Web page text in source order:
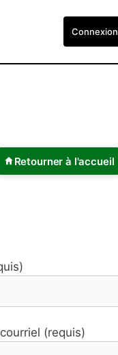
Connexion
Retourner à l'accueil
(requis)